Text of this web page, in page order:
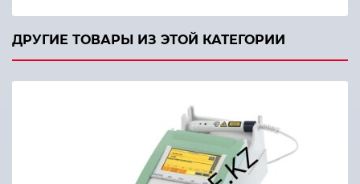
ДРУГИЕ ТОВАРЫ ИЗ ЭТОЙ КАТЕГОРИИ